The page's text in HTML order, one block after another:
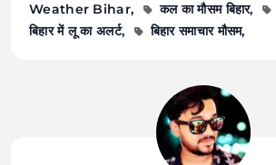
Weather Bihar
कल का मौसम बिहार
बिहार में लू का अलर्ट
बिहार समाचार मौसम